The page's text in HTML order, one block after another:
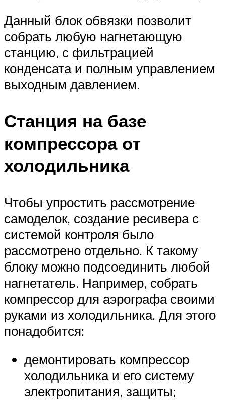
Данный блок обвязки позволит
собрать любую нагнетающую
станцию, с фильтрацией
конденсата и полным управлением
выходным давлением.
Станция на базе
компрессора от
холодильника
Чтобы упростить рассмотрение
самоделок, создание ресивера с
системой контроля было
рассмотрено отдельно. К такому
блоку можно подсоединить любой
нагнетатель. Например, собрать
компрессор для аэрографа своими
руками из холодильника. Для этого
понадобится:
демонтировать компрессор
холодильника и его систему
электропитания, защиты;